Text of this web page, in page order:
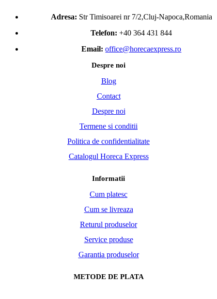
Adresa: Str Timisoarei nr 7/2,Cluj-Napoca,Romania
Telefon: +40 364 431 844
Email: office@horecaexpress.ro
Despre noi
Blog
Contact
Despre noi
Termene si conditii
Politica de confidentialitate
Catalogul Horeca Express
Informatii
Cum platesc
Cum se livreaza
Returul produselor
Service produse
Garantia produselor
METODE DE PLATA